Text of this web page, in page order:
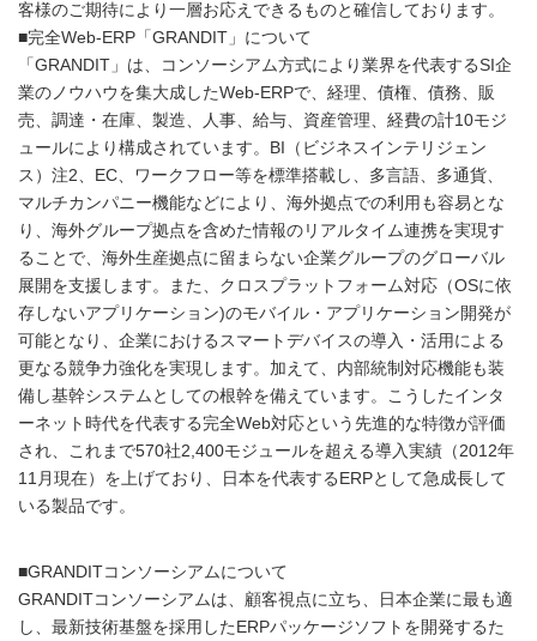
客様のご期待により一層お応えできるものと確信しております。
■完全Web-ERP「GRANDIT」について
「GRANDIT」は、コンソーシアム方式により業界を代表するSI企
業のノウハウを集大成したWeb-ERPで、経理、債権、債務、販
売、調達・在庫、製造、人事、給与、資産管理、経費の計10モジ
ュールにより構成されています。BI（ビジネスインテリジェン
ス）注2、EC、ワークフロー等を標準搭載し、多言語、多通貨、
マルチカンパニー機能などにより、海外拠点での利用も容易とな
り、海外グループ拠点を含めた情報のリアルタイム連携を実現す
ることで、海外生産拠点に留まらない企業グループのグローバル
展開を支援します。また、クロスプラットフォーム対応（OSに依
存しないアプリケーション)のモバイル・アプリケーション開発が
可能となり、企業におけるスマートデバイスの導入・活用による
更なる競争力強化を実現します。加えて、内部統制対応機能も装
備し基幹システムとしての根幹を備えています。こうしたインタ
ーネット時代を代表する完全Web対応という先進的な特徴が評価
され、これまで570社2,400モジュールを超える導入実績（2012年
11月現在）を上げており、日本を代表するERPとして急成長して
いる製品です。
■GRANDITコンソーシアムについて
GRANDITコンソーシアムは、顧客視点に立ち、日本企業に最も適
し、最新技術基盤を採用したERPパッケージソフトを開発するた